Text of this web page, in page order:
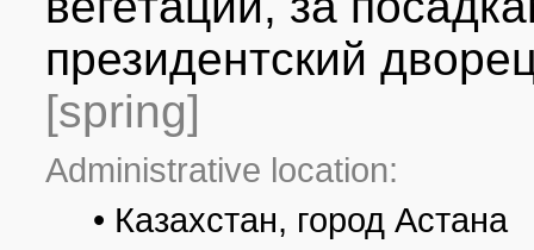
президентский
[spring]
Administrative location:
• Казахстан, город Астана